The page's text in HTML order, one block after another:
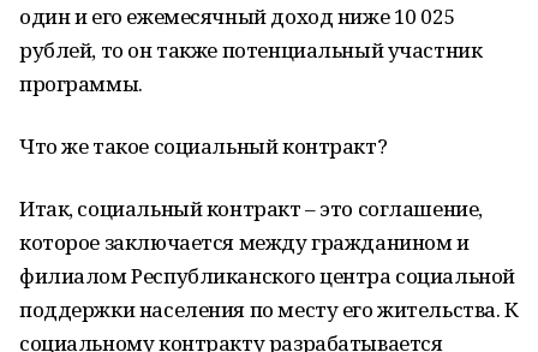
один и его ежемесячный доход ниже 10 025
рублей, то он также потенциальный участник
программы.
Что же такое социальный контракт?
Итак, социальный контракт – это соглашение,
которое заключается между гражданином и
филиалом Республиканского центра социальной
поддержки населения по месту его жительства. К
социальному контракту разрабатывается